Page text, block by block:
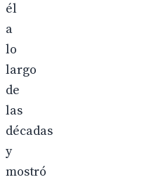
él
a
lo
largo
de
las
décadas
y
mostró